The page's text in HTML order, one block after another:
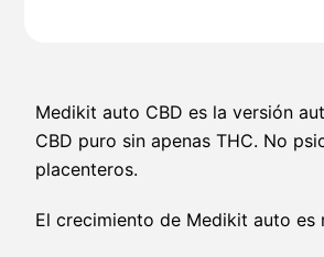
Medikit auto CBD es la versión
CBD puro sin apenas THC. No
placenteros.
El crecimiento de Medikit auto